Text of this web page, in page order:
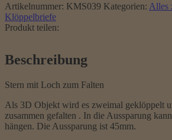
Loch
Menge
Artikelnummer: KMS039 Kategorien: Alles
Klöppelbriefe
Produkt teilen:
Beschreibung
Stern mit Loch zum Falten
Als 3D Objekt wird es zweimal geklöppelt
zusammen gefalten . In die Aussparung
hängen. Die Aussparung ist 45mm.